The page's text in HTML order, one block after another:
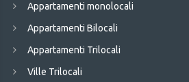
Appartamenti monolocali
Appartamenti Bilocali
Appartamenti Trilocali
Ville Trilocali